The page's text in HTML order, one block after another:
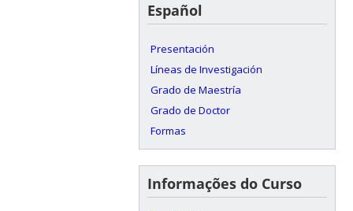
Español
Presentación
Líneas de Investigación
Grado de Maestría
Grado de Doctor
Formas
Informações do Curso